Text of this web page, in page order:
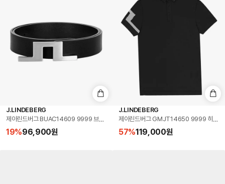
J.LINDEBERG
제이린드버그 BUAC14609 9999 브리저 30 골프 벨트
19%96,900원
J.LINDEBERG
제이린드버그 GMJT14650 9999 히스 폴
57%119,000원